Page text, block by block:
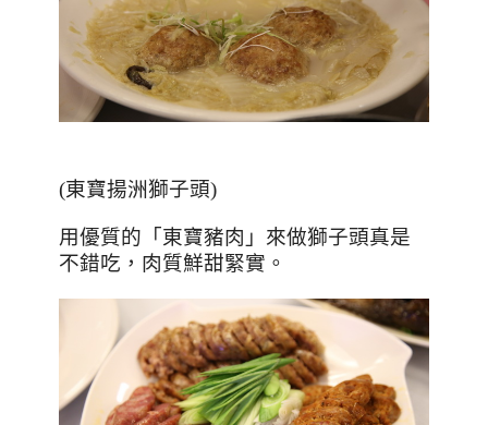
(東寶揚洲獅子頭)
用優質的「東寶豬肉」來做獅子頭真是
不錯吃，肉質鮮甜緊實。